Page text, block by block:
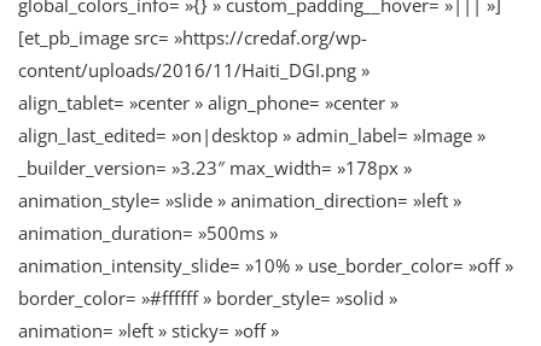
global_colors_info= »{} » custom_padding__hover= »||| »]
[et_pb_image src= »https://credaf.org/wp-
content/uploads/2016/11/Haiti_DGI.png »
align_tablet= »center » align_phone= »center »
align_last_edited= »on|desktop » admin_label= »Image »
_builder_version= »3.23″ max_width= »178px »
animation_style= »slide » animation_direction= »left »
animation_duration= »500ms »
animation_intensity_slide= »10% » use_border_color= »off »
border_color= »#ffffff » border_style= »solid »
animation= »left » sticky= »off »